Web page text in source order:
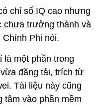
chỉ số IQ cao nhưng
chưa trưởng thành và
Chính Phi nói.
là một phần trong
vừa đăng tải, trích từ
Tài liệu này cũng
tâm vào phần mềm